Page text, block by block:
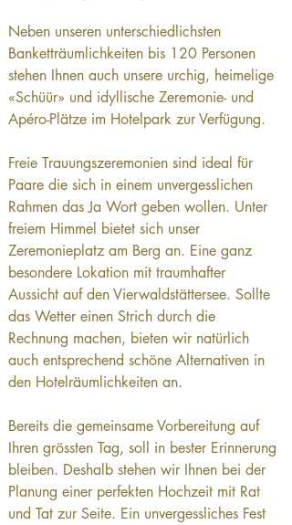
Neben unseren unterschiedlichsten
Banketträumlichkeiten bis 120 Personen
stehen Ihnen auch unsere urchig, heimelige
«Schüür» und idyllische Zeremonie- und
Apéro-Plätze im Hotelpark zur Verfügung.
Freie Trauungszeremonien sind ideal für
Paare die sich in einem unvergesslichen
Rahmen das Ja Wort geben wollen. Unter
freiem Himmel bietet sich unser
Zeremonieplatz am Berg an. Eine ganz
besondere Lokation mit traumhafter
Aussicht auf den Vierwaldstättersee. Sollte
das Wetter einen Strich durch die
Rechnung machen, bieten wir natürlich
auch entsprechend schöne Alternativen in
den Hotelräumlichkeiten an.
Bereits die gemeinsame Vorbereitung auf
Ihren grössten Tag, soll in bester Erinnerung
bleiben. Deshalb stehen wir Ihnen bei der
Planung einer perfekten Hochzeit mit Rat
und Tat zur Seite. Ein unvergessliches Fest